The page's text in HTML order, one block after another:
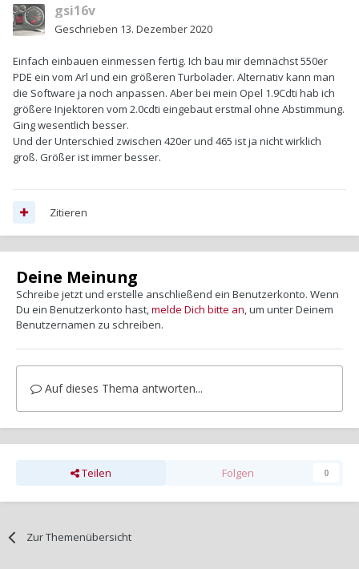
gsi16v
Geschrieben 13. Dezember 2020
Einfach einbauen einmessen fertig. Ich bau mir demnächst 550er
PDE ein vom Arl und ein größeren Turbolader. Alternativ kann man
die Software ja noch anpassen. Aber bei mein Opel 1.9Cdti hab ich
größere Injektoren vom 2.0cdti eingebaut erstmal ohne Abstimmung.
Ging wesentlich besser.
Und der Unterschied zwischen 420er und 465 ist ja nicht wirklich
groß. Größer ist immer besser.
Zitieren
Deine Meinung
Schreibe jetzt und erstelle anschließend ein Benutzerkonto. Wenn
Du ein Benutzerkonto hast,melde Dich bitte an, um unter Deinem
Benutzernamen zu schreiben.
Auf dieses Thema antworten...
Teilen Folgen 0
Zur Themenübersicht